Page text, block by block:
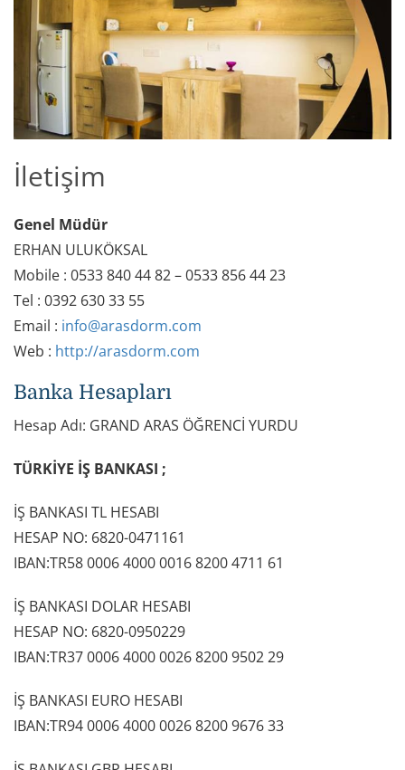
İletişim
Genel Müdür
ERHAN ULUKÖKSAL
Mobile : 0533 840 44 82 – 0533 856 44 23
Tel : 0392 630 33 55
Email : info@arasdorm.com
Web : http://arasdorm.com
Banka Hesapları
Hesap Adı: GRAND ARAS ÖĞRENCİ YURDU
TÜRKİYE İŞ BANKASI ;
İŞ BANKASI TL HESABI
HESAP NO: 6820-0471161
IBAN:TR58 0006 4000 0016 8200 4711 61
İŞ BANKASI DOLAR HESABI
HESAP NO: 6820-0950229
IBAN:TR37 0006 4000 0026 8200 9502 29
İŞ BANKASI EURO HESABI
IBAN:TR94 0006 4000 0026 8200 9676 33